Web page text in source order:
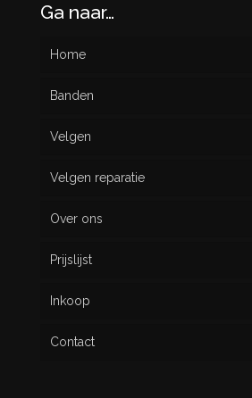
Ga naar…
Home
Banden
Nieuw
Gebruikt
Velgen
Velgen reparatie
Over ons
Prijslijst
Inkoop
Contact